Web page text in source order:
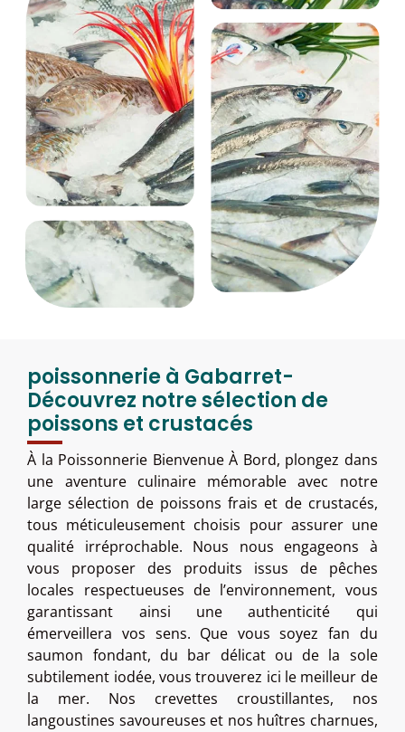
poissonnerie à Gabarret-
Découvrez notre sélection de
poissons et crustacés
À la Poissonnerie Bienvenue À Bord, plongez dans
une aventure culinaire mémorable avec notre
large sélection de poissons frais et de crustacés,
tous méticuleusement choisis pour assurer une
qualité irréprochable. Nous nous engageons à
vous proposer des produits issus de pêches
locales respectueuses de l’environnement, vous
garantissant ainsi une authenticité qui
émerveillera vos sens. Que vous soyez fan du
saumon fondant, du bar délicat ou de la sole
subtilement iodée, vous trouverez ici le meilleur de
la mer. Nos crevettes croustillantes, nos
langoustines savoureuses et nos huîtres charnues,